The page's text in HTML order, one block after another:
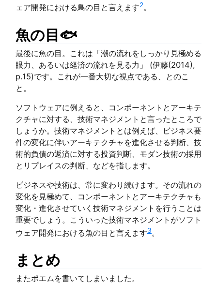
ェア開発における鳥の目と言えます2。
魚の目🐟
最後に魚の目。これは「潮の流れをしっかり見極める
眼力、あるいは経済の流れを見る力」 (伊藤(2014),
p.15)です。これが一番大切な視点である、とのこ
と。
ソフトウェアに例えると、コンポーネントとアーキテ
クチャに対する、技術マネジメントと言ったところで
しょうか。技術マネジメントとは例えば、ビジネス要
件の変化に伴いアーキテクチャを進化させる判断、技
術的負債の返済に対する投資判断、モダン技術の採用
とリプレイスの判断、などを指します。
ビジネスや技術は、常に変わり続けます。その流れの
変化を見極めて、コンポーネントとアーキテクチャも
変化・進化させていく技術マネジメントを行うことは
重要でしょう。こういった技術マネジメントがソフト
ウェア開発における魚の目と言えます3。
まとめ
またポエムを書いてしまいました。